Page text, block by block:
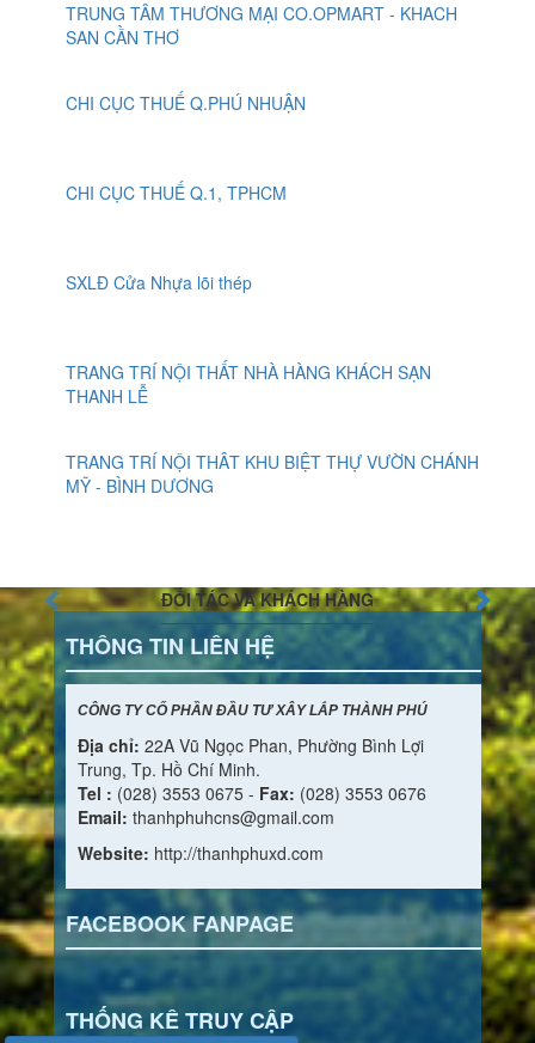
TRUNG TÂM THƯƠNG MẠI CO.OPMART - KHACH
SAN CẦN THƠ
CHI CỤC THUẾ Q.PHÚ NHUẬN
CHI CỤC THUẾ Q.1, TPHCM
SXLĐ Cửa Nhựa lõi thép
TRANG TRÍ NỘI THẤT NHÀ HÀNG KHÁCH SẠN
THANH LỄ
TRANG TRÍ NỘI THÂT KHU BIỆT THỰ VƯỜN CHÁNH
MỸ - BÌNH DƯƠNG
ĐỐI TÁC VÀ KHÁCH HÀNG
THÔNG TIN LIÊN HỆ
CÔNG TY CỔ PHẦN ĐẦU TƯ XÂY LẮP THÀNH PHÚ
Địa chỉ: 22A Vũ Ngọc Phan, Phường Bình Lợi
Trung, Tp. Hồ Chí Minh.
Tel : (028) 3553 0675 - Fax: (028) 3553 0676
Email: thanhphuhcns@gmail.com
Website: http://thanhphuxd.com
FACEBOOK FANPAGE
THỐNG KÊ TRUY CẬP